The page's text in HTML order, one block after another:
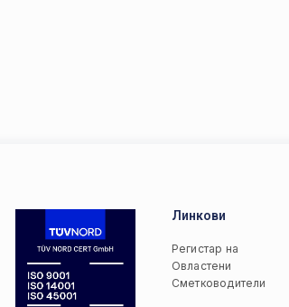
Линкови
Регистар на
Овластени
Сметководители